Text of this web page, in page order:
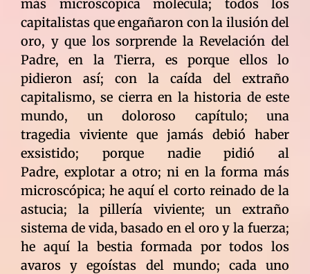
más microscópica molécula; todos los
capitalistas que engañaron con la ilusión del
oro, y que los sorprende la Revelación del
Padre, en la Tierra, es porque ellos lo
pidieron así; con la caída del extraño
capitalismo, se cierra en la historia de este
mundo, un doloroso capítulo; una
tragedia viviente que jamás debió haber
exsistido; porque nadie pidió al
Padre, explotar a otro; ni en la forma más
microscópica; he aquí el corto reinado de la
astucia; la pillería viviente; un extraño
sistema de vida, basado en el oro y la fuerza;
he aquí la bestia formada por todos los
avaros y egoístas del mundo; cada uno